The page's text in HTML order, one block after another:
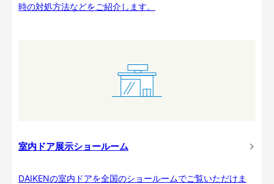
時の対処方法などをご紹介します。
室内ドア展示ショールーム
DAIKENの室内ドアを全国のショールームでご覧いただけま